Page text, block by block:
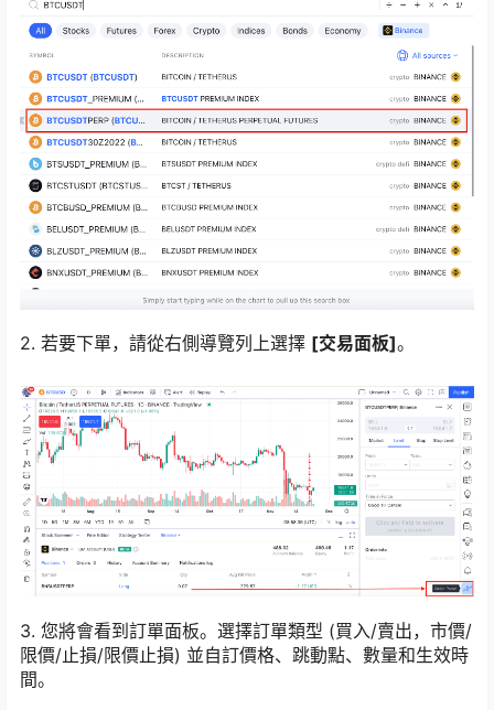
2. 若要下單，請從右側導覽列上選擇 [交易面板]。
3. 您將會看到訂單面板。選擇訂單類型 (買入/賣出，市價/
限價/止損/限價止損) 並自訂價格、跳動點、數量和生效時
間。